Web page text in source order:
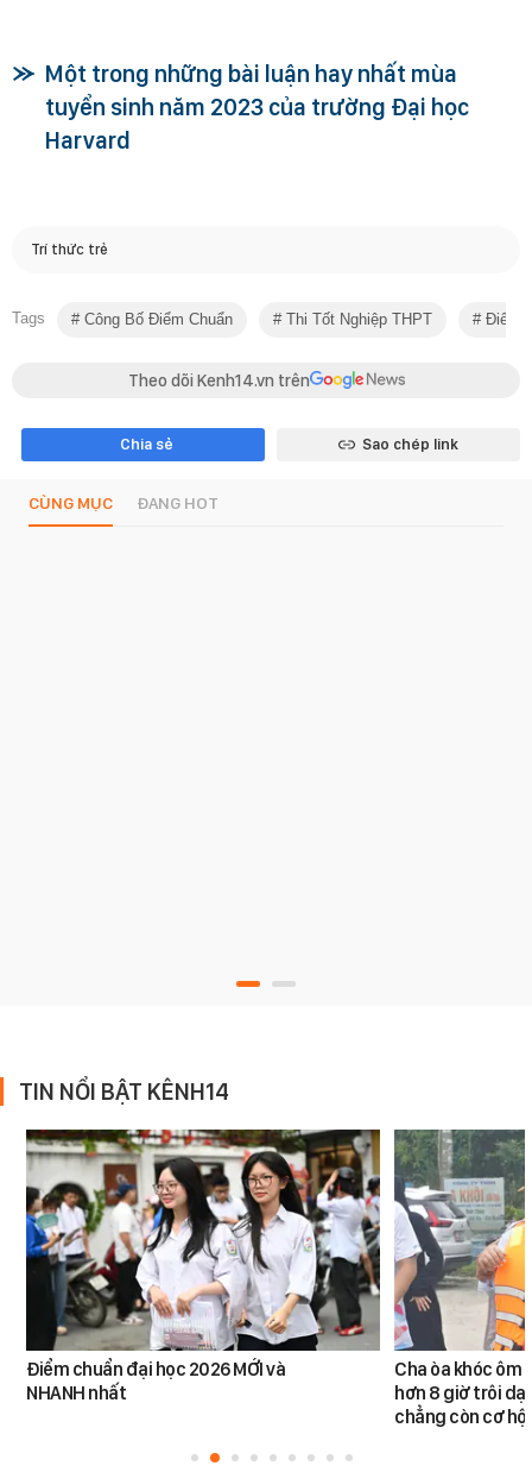
Một trong những bài luận hay nhất mùa
tuyển sinh năm 2023 của trường Đại học
Harvard
Trí thức trẻ
Tags Công Bố Điểm Chuẩn Thi Tốt Nghiệp THPT Điểm
Theo dõi Kenh14.vn trên
Chia sẻ Sao chép link
CÙNG MỤC ĐANG HOT
TIN NỔI BẬT KÊNH14
Điểm chuẩn đại học 2026 MỚI và
NHANH nhất
Cha òa khóc ôm
hơn 8 giờ trôi
chẳng còn cơ